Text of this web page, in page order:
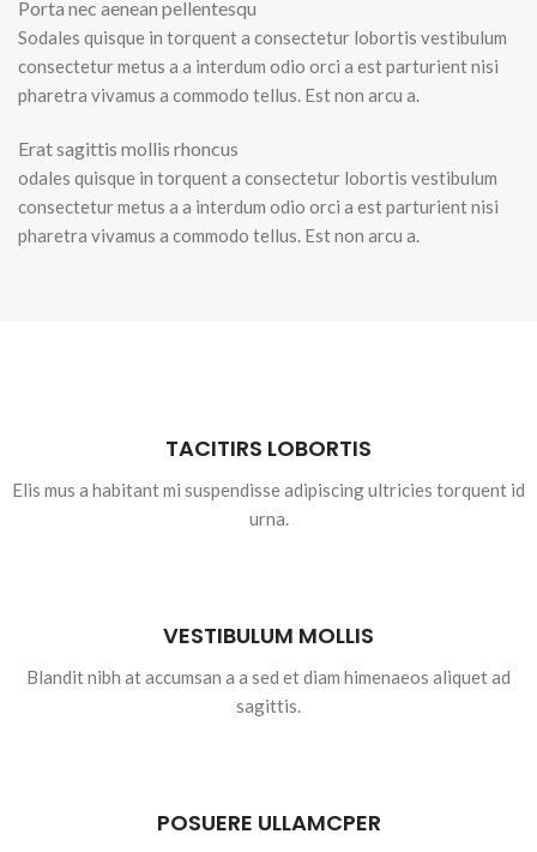
Porta nec aenean pellentesqu
Sodales quisque in torquent a consectetur lobortis vestibulum
consectetur metus a a interdum odio orci a est parturient nisi
pharetra vivamus a commodo tellus. Est non arcu a.
Erat sagittis mollis rhoncus
odales quisque in torquent a consectetur lobortis vestibulum
consectetur metus a a interdum odio orci a est parturient nisi
pharetra vivamus a commodo tellus. Est non arcu a.
TACITIRS LOBORTIS
Elis mus a habitant mi suspendisse adipiscing ultricies torquent id
urna.
VESTIBULUM MOLLIS
Blandit nibh at accumsan a a sed et diam himenaeos aliquet ad
sagittis.
POSUERE ULLAMCPER